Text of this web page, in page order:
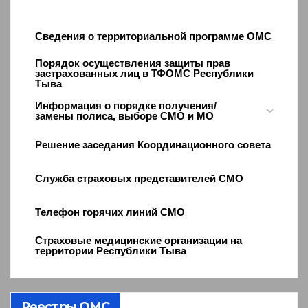
Сведения о территориальной программе ОМС
Порядок осуществления защиты прав
застрахованных лиц в ТФОМС Республики
Тыва
Информация о порядке получения/
замены полиса, выборе СМО и МО
Решение заседания Координационного совета
Служба страховых представителей СМО
Телефон горячих линий СМО
Страховые медицинские организации на
территории Республики Тыва